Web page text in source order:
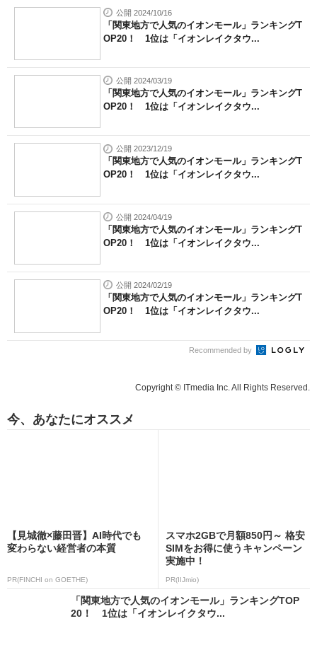
公開 2024/10/16
「関東地方で人気のイオンモール」ランキングT
OP20！ 1位は「イオンレイクタウ...
公開 2024/03/19
「関東地方で人気のイオンモール」ランキングT
OP20！ 1位は「イオンレイクタウ...
公開 2023/12/19
「関東地方で人気のイオンモール」ランキングT
OP20！ 1位は「イオンレイクタウ...
公開 2024/04/19
「関東地方で人気のイオンモール」ランキングT
OP20！ 1位は「イオンレイクタウ...
公開 2024/02/19
「関東地方で人気のイオンモール」ランキングT
OP20！ 1位は「イオンレイクタウ...
Recommended by
Copyright © ITmedia Inc. All Rights Reserved.
今、あなたにオススメ
【見城徹×藤田晋】AI時代でも
変わらない経営者の本質
PR(FINCHI on GOETHE)
スマホ2GBで月額850円～ 格安
SIMをお得に使うキャンペーン
実施中！
PR(IIJmio)
「関東地方で人気のイオンモール」ランキングTOP
20！ 1位は「イオンレイクタウ...